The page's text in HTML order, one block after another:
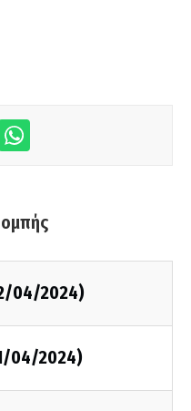
04/2024)
04/2024)